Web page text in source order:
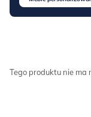
Tego produktu nie ma